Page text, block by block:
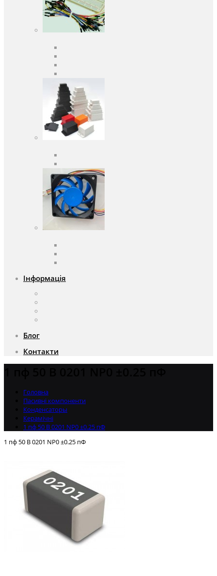
Інформація
Блог
Контакти
Головна
Пасивні компоненти
Конденсаторы
Керамічні
1 пф 50 В 0201 NP0 ±0.25 пФ
1 пф 50 В 0201 NP0 ±0.25 пФ